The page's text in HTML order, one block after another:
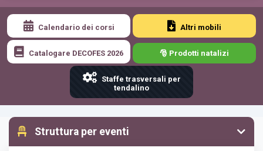
Calendario dei corsi Altri mobili
Catalogare DECOFES 2026 🎅 Prodotti natalizi
Staffe trasversali per
tendalino
Struttura per eventi